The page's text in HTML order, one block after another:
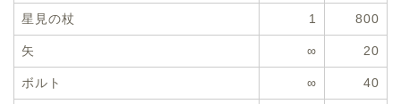
星見の杖 1 800
矢 ∞ 20
ボルト ∞ 40